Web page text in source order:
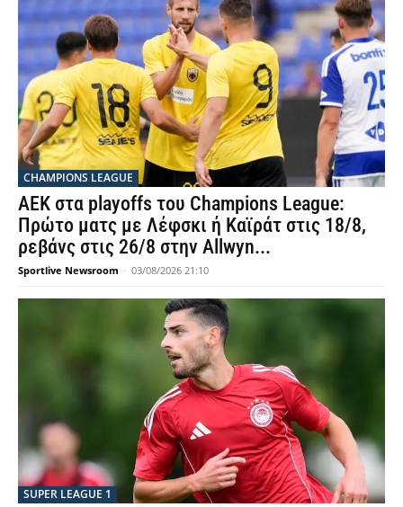
CHAMPIONS LEAGUE
ΑΕΚ στα playoffs του Champions League:
Πρώτο ματς με Λέφσκι ή Καϊράτ στις 18/8,
ρεβάνς στις 26/8 στην Allwyn...
Sportlive Newsroom - 03/08/2026 21:10
SUPER LEAGUE 1